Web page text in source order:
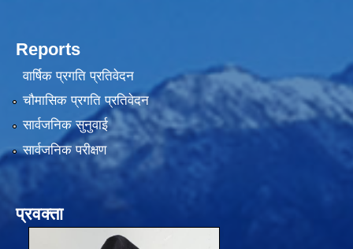
Reports
वार्षिक प्रगति प्रतिवेदन
चौमासिक प्रगति प्रतिवेदन
सार्वजनिक सुनुवाई
सार्वजनिक परीक्षण
प्रवक्ता